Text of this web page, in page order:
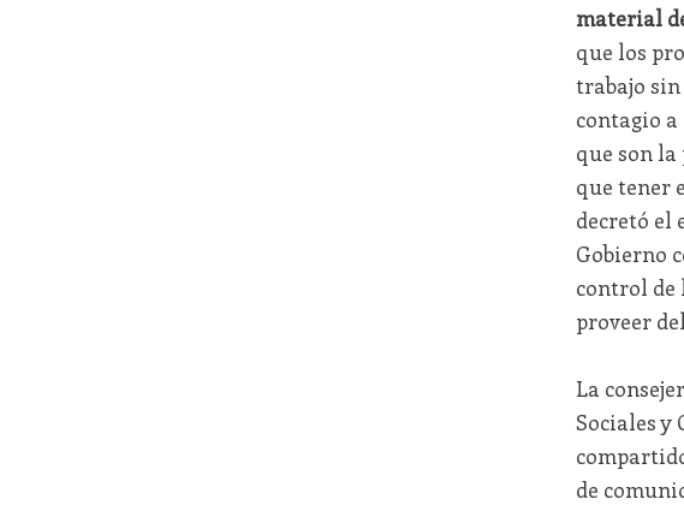
material
que los
trabajo
contagio a
que son
que tener
decretó el
Gobierno
control de
proveer
La
Sociales y
de